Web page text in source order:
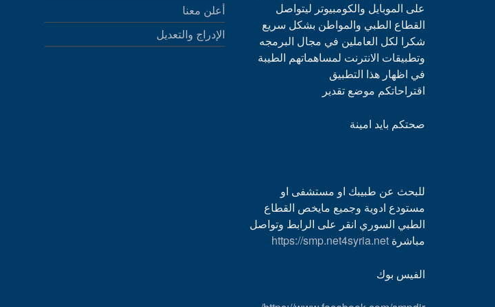
على الموبايل والكومبيوتر ليتواصل
القطاع الطبي والمواطن بشكل سريع
شكرا لكل العاملين في مجال البرمجه
وتطبيقات الانترنت لمساهماتهم الطيبة
في اظهار هذا التطبيق
اقتراحاتكم موضع تقدير
صحتكم بايد امينة
للبحث عن طبيبك او مستشفى او
مستودع ادوية وجميع مايخص القطاع
الطبي السوري انقر على الرابط وتواصل
مباشرة https://smp.net4syria.net
الفيس بوك
أعلن معنا
الإدراج والتعديل